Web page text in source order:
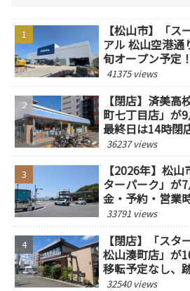
【松山市】「ス
アル 松山空港通
旬オープン予定！
41375 views
【閉店】済美
町七丁目店」が
最終日は14時閉
36237 views
【2026年】松
ターパーク」が
金・予約・営業
33791 views
【閉店】「スタ
松山湊町店」が
移転予定なし、
32540 views